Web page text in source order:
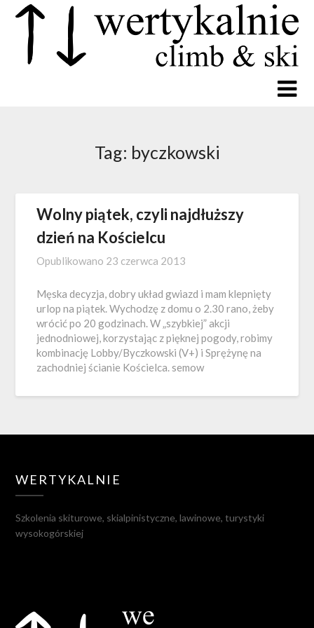
Tag: byczkowski
Wolny piątek, czyli najdłuższy
dzień na Kościelcu
Opublikowano 23 czerwca 2013
Męska decyzja, dobry układ gwiazd i mam klepnięty
urlop na piątek. Wychodzę z domu o 2.30 rano, żeby
wrócić po 20 godzinach. W „szybkiej” akcji
jednodniowej, korzystając z pięknej pogody, robimy
kombinację Lobby/Byczkowski (V+) i Sprężynę na
zachodniej ścianie Kościelca. semow
WERTYKALNIE
Szkolenia skiturowe, skialpinistyczne, lawinowe, turystyki
wysokogórskiej